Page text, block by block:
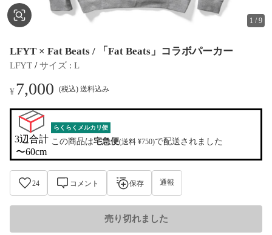
1 /9
LFYT × Fat Beats / 「Fat Beats」コラボパーカー
LFYT / サイズ : L
¥7,000 (税込) 送料込み
3辺合計
〜60cm
らくらくメルカリ便
この商品は宅急便(送料 ¥750)で配送されました
24 コメント 保存 通報
売り切れました